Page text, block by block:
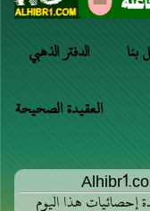
الدفتر الذهبي بنا
العقيدة الصحيحة
إحصائيات هذا اليوم